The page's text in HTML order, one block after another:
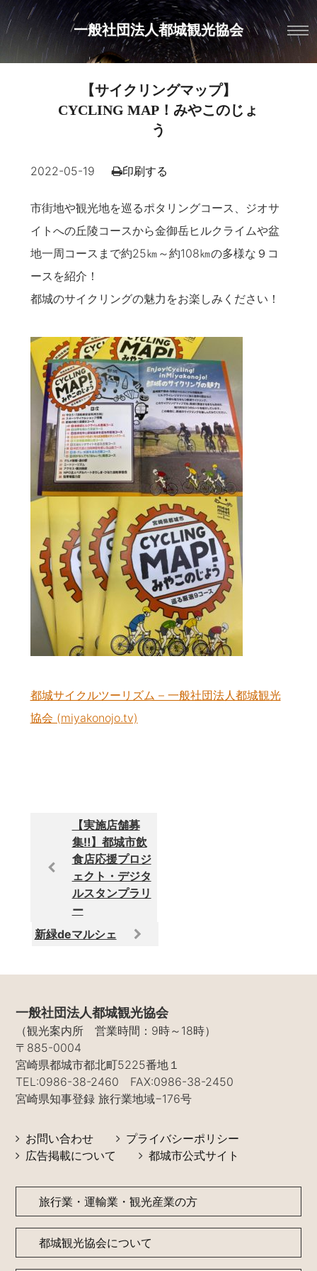
一般社団法人都城観光協会
【サイクリングマップ】
CYCLING MAP！みやこのじょ
う
2022-05-19 印刷する
市街地や観光地を巡るポタリングコース、ジオサ
イトへの丘陵コースから金御岳ヒルクライムや盆
地一周コースまで約25㎞～約108㎞の多様な９コ
ースを紹介！
都城のサイクリングの魅力をお楽しみください！
都城サイクルツーリズム – 一般社団法人都城観光
協会 (miyakonojo.tv)
【実施店舗募
集‼】都城市飲
食店応援プロジ
ェクト・デジタ
ルスタンプラリ
ー
新緑deマルシェ
一般社団法人都城観光協会
（観光案内所 営業時間：9時～18時）
〒885-0004
宮崎県都城市都北町5225番地１
TEL:0986-38-2460 FAX:0986-38-2450
宮崎県知事登録 旅行業地域−176号
お問い合わせ
プライバシーポリシー
広告掲載について
都城市公式サイト
旅行業・運輸業・観光産業の方
都城観光協会について